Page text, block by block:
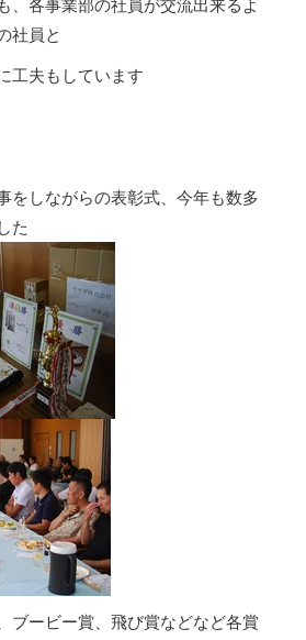
、各事業部の社員が交流出来るよ
社員と
工夫もしています
をしながらの表彰式、今年も数多
た
ブービー賞、飛び賞などなど各賞